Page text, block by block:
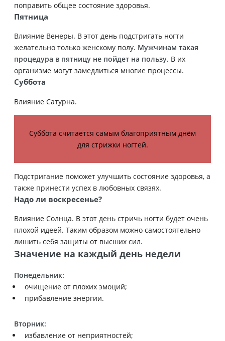
поправить общее состояние здоровья.
Пятница
Влияние Венеры. В этот день подстригать ногти
желательно только женскому полу. Мужчинам такая
процедура в пятницу не пойдет на пользу. В их
организме могут замедлиться многие процессы.
Суббота
Влияние Сатурна.
Суббота считается самым благоприятным днём
для стрижки ногтей.
Подстригание поможет улучшить состояние здоровья, а
также принести успех в любовных связях.
Надо ли воскресенье?
Влияние Солнца. В этот день стричь ногти будет очень
плохой идеей. Таким образом можно самостоятельно
лишить себя защиты от высших сил.
Значение на каждый день недели
Понедельник:
очищение от плохих эмоций;
прибавление энергии.
Вторник:
избавление от неприятностей;